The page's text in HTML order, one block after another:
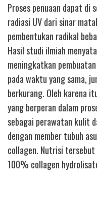
Proses penuaan dapat di
radiasi UV dari sinar
pembentukan radikal
Hasil studi ilmiah
meningkatkan
pada waktu yang sama,
berkurang. Oleh karena
yang berperan dalam
sebagai perawatan kulit
dengan member tubuh
collagen. Nutrisi
100% collagen